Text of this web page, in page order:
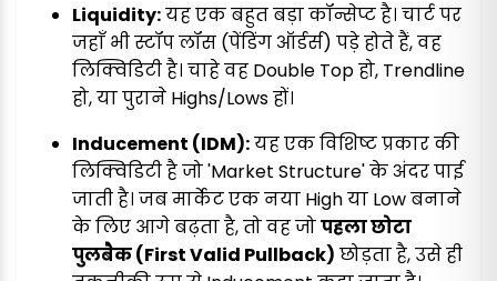
Liquidity:यह एक बहुत बड़ा कॉन्सेप्ट है। चार्ट पर
जहाँ भी स्टॉप लॉस (पेंडिंग ऑर्डर्स) पड़े होते हैं, वह
लिक्विडिटी है। चाहे वह Double Top हो, Trendline
हो, या पुराने Highs/Lows हों।
Inducement (IDM):यह एक विशिष्ट प्रकार की
लिक्विडिटी है जो 'Market Structure' के अंदर पाई
जाती है। जब मार्केट एक नया High या Low बनाने
के लिए आगे बढ़ता है, तो वह जोपहला छोटा
पुलबैक (First Valid Pullback) छोड़ता है, उसे ही